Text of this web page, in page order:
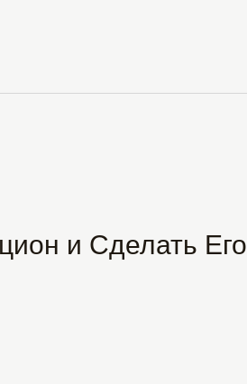
и Сделать Его